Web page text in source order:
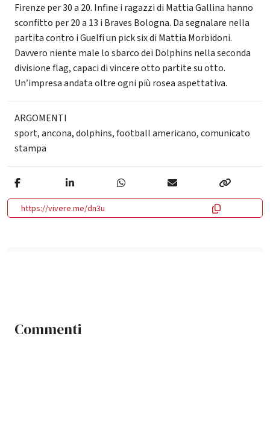
Firenze per 30 a 20. Infine i ragazzi di Mattia Gallina hanno
sconfitto per 20 a 13 i Braves Bologna. Da segnalare nella
partita contro i Guelfi un pick six di Mattia Morbidoni.
Davvero niente male lo sbarco dei Dolphins nella seconda
divisione flag, capaci di vincere otto partite su otto.
Un’impresa andata oltre ogni più rosea aspettativa.
ARGOMENTI
sport,ancona,dolphins,football americano,comunicato
stampa
https://vivere.me/dn3u
Commenti